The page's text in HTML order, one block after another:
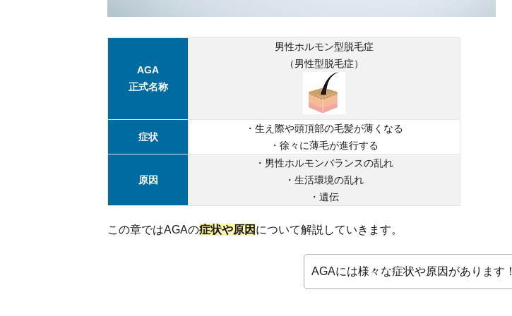
の原
因
は？
1.2.1.
男性ホ
スの乱
遺伝に
AGA
正式名称
男性ホルモン型脱毛症
（男性型脱毛症）
症状
・生え際や頭頂部の毛髪が薄くなる
・徐々に薄毛が進行する
原因
・男性ホルモンバランスの乱れ
・生活環境の乱れ
・遺伝
この章ではAGAの症状や原因 について解説していきます。
AGAには様々な症状や原因があります！